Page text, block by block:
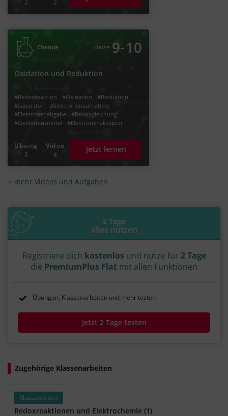
2 2
Chemie Klasse 9‐10
Oxidation und Reduktion
#Redoxreaktion #Oxidation
#Reduktion
#Sauerstoff
#Elektronenaufnahme
#Elektronenabgabe
#Redoxgleichung
#Oxidationsmittel
#Elektronenakzeptor
#Elektronenaustausch
#Elektronenübergänge
#Teilgleichungen
#Reaktionsgleichungen
#Oxidationszahl
#Oxidationsstufe
#Elektronentransferreaktion
Übung
3
Video
4
Jetzt lernen
mehr Videos und Aufgaben
2 Tage
alles nutzen
Registriere dich kostenlos und nutze für 2 Tage
die PremiumPlus Flat mit allen Funktionen
Übungen, Klassenarbeiten und mehr testen
Jetzt 2 Tage testen
Zugehörige Klassenarbeiten
Klassenarbeit
Redoxreaktionen und Elektrochemie (1)